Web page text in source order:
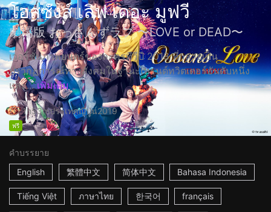
โอสซังส์ เลิฟ เดอะ มูฟวี
劇場版 おっさんずラブ 〜LOVE or DEAD〜
เวอร์ชั่นภาพยนตร์ของละครทีวีปี 2018 ที่กลายเป็น
ปรากฏการณ์ทางสังคมในฐานะเทรนด์ทวิตเตอร์อันดับหนึ่ง
และ... เพิ่มเติม
1h53mประเทศญี่ปุ่น2019
ฟรี
คำบรรยาย
English
繁體中文 简体中文 Bahasa Indonesia
Tiếng Việt ภาษาไทย 한국어 français